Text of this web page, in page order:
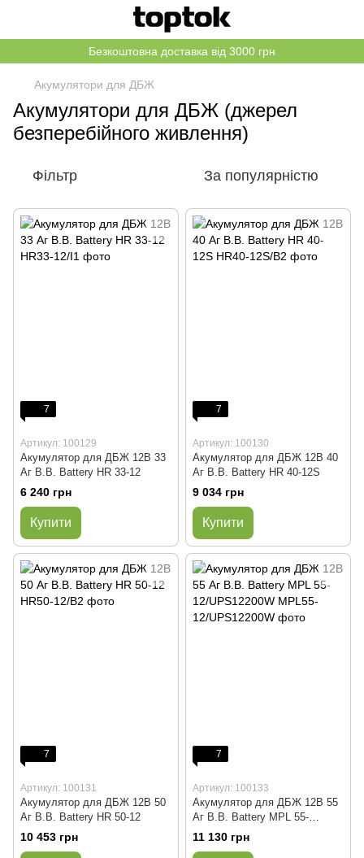
Безкоштовна доставка від 3000 грн
Акумулятори для ДБЖ
Акумулятори для ДБЖ (джерел
безперебійного живлення)
Фільтр За популярністю
7
Артикул: 100129
Акумулятор для ДБЖ 12В 33
Аг B.B. Battery HR 33-12
6 240 грн
Купити
7
Артикул: 100130
Акумулятор для ДБЖ 12В 40
Аг B.B. Battery HR 40-12S
9 034 грн
Купити
7
Артикул: 100131
Акумулятор для ДБЖ 12В 50
Аг B.B. Battery HR 50-12
10 453 грн
7
Артикул: 100133
Акумулятор для ДБЖ 12В 55
Аг B.B. Battery MPL 55-
12/UPS12200W
11 130 грн